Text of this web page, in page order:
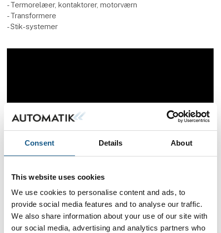
Consent Details About
This website uses cookies
We use cookies to personalise content and ads, to
provide social media features and to analyse our traffic.
We also share information about your use of our site with
our social media, advertising and analytics partners who
- Termorelæer, kontaktorer, motorværn
- Transformere
- Stik-systemer
Flere produkter fra MTO electric a/s